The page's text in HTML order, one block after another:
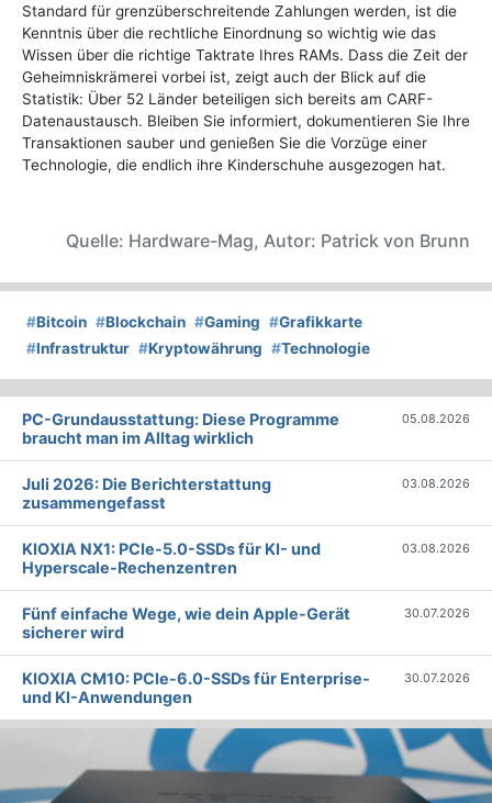
Standard für grenzüberschreitende Zahlungen werden, ist die
Kenntnis über die rechtliche Einordnung so wichtig wie das
Wissen über die richtige Taktrate Ihres RAMs. Dass die Zeit der
Geheimniskrämerei vorbei ist, zeigt auch der Blick auf die
Statistik: Über 52 Länder beteiligen sich bereits am CARF-
Datenaustausch. Bleiben Sie informiert, dokumentieren Sie Ihre
Transaktionen sauber und genießen Sie die Vorzüge einer
Technologie, die endlich ihre Kinderschuhe ausgezogen hat.
Quelle: Hardware-Mag, Autor: Patrick von Brunn
#Bitcoin #Blockchain #Gaming #Grafikkarte
#Infrastruktur #Kryptowährung #Technologie
PC-Grundausstattung: Diese Programme
braucht man im Alltag wirklich
05.08.2026
Juli 2026: Die Bericht­erstattung
zusammengefasst
03.08.2026
KIOXIA NX1: PCIe-5.0-SSDs für KI- und
Hyperscale-Rechenzentren
03.08.2026
Fünf einfache Wege, wie dein Apple-Gerät
sicherer wird
30.07.2026
KIOXIA CM10: PCIe-6.0-SSDs für Enterprise-
und KI-Anwendungen
30.07.2026